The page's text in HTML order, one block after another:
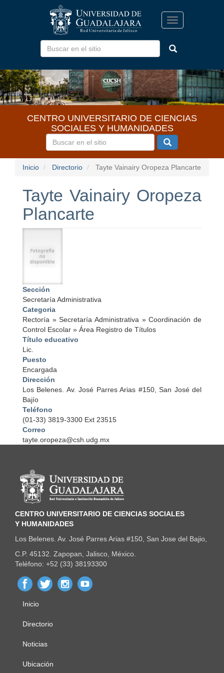
Toggle
navigation
CENTRO UNIVERSITARIO DE CIENCIAS
SOCIALES Y HUMANIDADES
Inicio Directorio Tayte Vainairy Oropeza Plancarte
Tayte Vainairy Oropeza
Plancarte
Sección
Secretaría Administrativa
Categoria
Rectoría »Secretaría Administrativa »Coordinación de
Control Escolar » Área Registro de Títulos
Título educativo
Lic.
Puesto
Encargada
Dirección
Los Belenes. Av. José Parres Arias #150, San José del
Bajío
Teléfono
(01-33) 3819-3300 Ext 23515
Correo
tayte.oropeza@csh.udg.mx
Información del portal
CENTRO UNIVERSITARIO DE CIENCIAS SOCIALES
Y HUMANIDADES
Los Belenes. Av. José Parres Arias #150, San Jose del Bajio,
C.P. 45132. Zapopan, Jalisco, México.
Teléfono: +52 (33) 38193300
Menú
principal
Inicio
Directorio
Noticias
Ubicación